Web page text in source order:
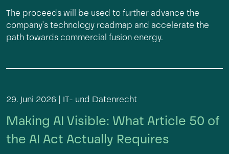
The proceeds will be used to further advance the
company's technology roadmap and accelerate the
path towards commercial fusion energy.
29. Juni 2026 | IT- und Datenrecht
Making AI Visible: What Article 50 of
the AI Act Actually Requires